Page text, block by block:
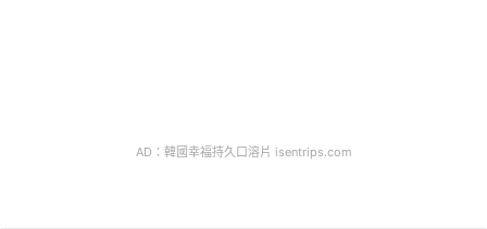
AD：韓國幸福持久口溶片 isentrips.com